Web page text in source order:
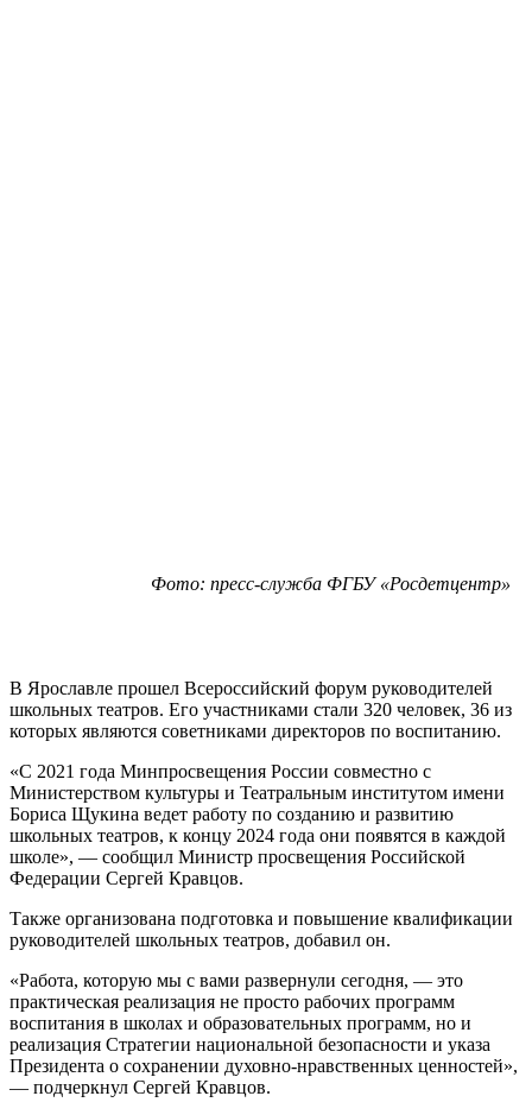
Фото: пресс-служба ФГБУ «Росдетцентр»
В Ярославле прошел Всероссийский форум руководителей
школьных театров. Его участниками стали 320 человек, 36 из
которых являются советниками директоров по воспитанию.
«С 2021 года Минпросвещения России совместно с
Министерством культуры и Театральным институтом имени
Бориса Щукина ведет работу по созданию и развитию
школьных театров, к концу 2024 года они появятся в каждой
школе», — сообщил Министр просвещения Российской
Федерации Сергей Кравцов.
Также организована подготовка и повышение квалификации
руководителей школьных театров, добавил он.
«Работа, которую мы с вами развернули сегодня, — это
практическая реализация не просто рабочих программ
воспитания в школах и образовательных программ, но и
реализация Стратегии национальной безопасности и указа
Президента о сохранении духовно-нравственных ценностей»,
— подчеркнул Сергей Кравцов.